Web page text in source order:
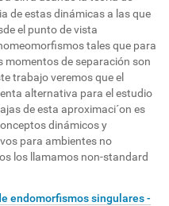
de estas dinámicas a las que
el punto de vista
tales que para
de separación son
trabajo veremos que el
alternativa para el estudio
de esta aproximaci´on es
dinámicos y
para ambientes no
los llamamos non-standard
endomorfismos singulares -